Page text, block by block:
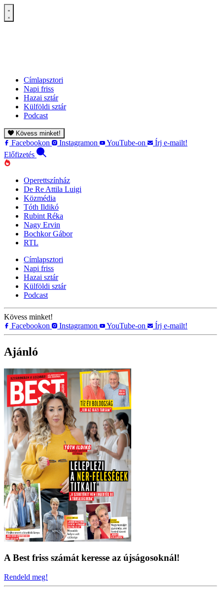
Címlapsztori
Napi friss
Hazai sztár
Külföldi sztár
Podcast
Kövess minket!
Facebookon Instagramon YouTube-on
Írj e-mailt!
Előfizetés
Operettszínház
De Re Attila Luigi
Közmédia
Tóth Ildikó
Rubint Réka
Nagy Ervin
Bochkor Gábor
RTL
Címlapsztori
Napi friss
Hazai sztár
Külföldi sztár
Podcast
Kövess minket!
Facebookon
Instagramon YouTube-on Írj e-mailt!
Ajánló
A Best friss számát keresse az újságosoknál!
Rendeld meg!